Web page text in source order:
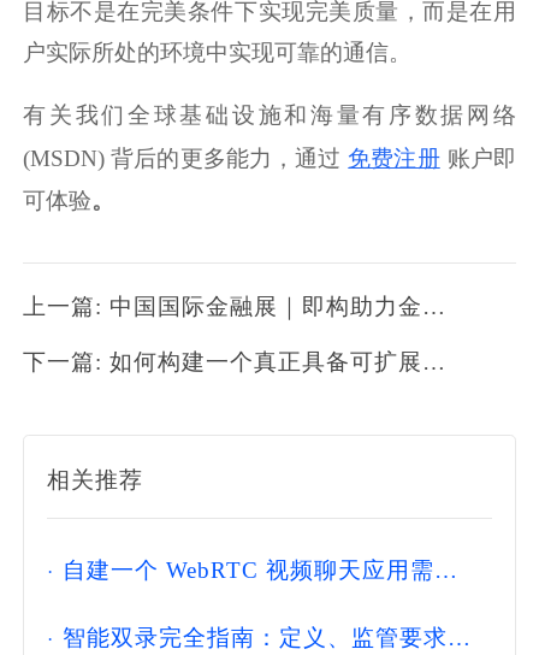
目标不是在完美条件下实现完美质量，而是在用
户实际所处的环境中实现可靠的通信。
有关我们全球基础设施和海量有序数据网络
(MSDN) 背后的更多能力，通过 免费注册 账户即
可体验。
上一篇: 中国国际金融展｜即构助力金融行业构建新一代实时音视频互动能力
下一篇: 如何构建一个真正具备可扩展性的直播平台
相关推荐
· 自建一个 WebRTC 视频聊天应用需要
· 智能双录完全指南：定义、监管要求、